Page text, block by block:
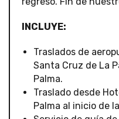
INCLUYE:
Traslados de
Santa Cruz de La
Palma.
Traslado desde
Palma al inicio de